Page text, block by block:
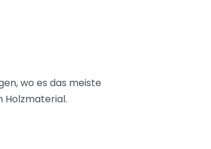
wo es das meiste
Holzmaterial.